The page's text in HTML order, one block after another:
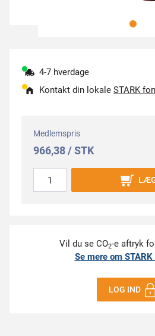
4-7 hverdage
Kontakt din lokale STARK
Medlemspris
966,38 / STK
Vil du se CO2-e aftryk
Se mere om
LOG IND